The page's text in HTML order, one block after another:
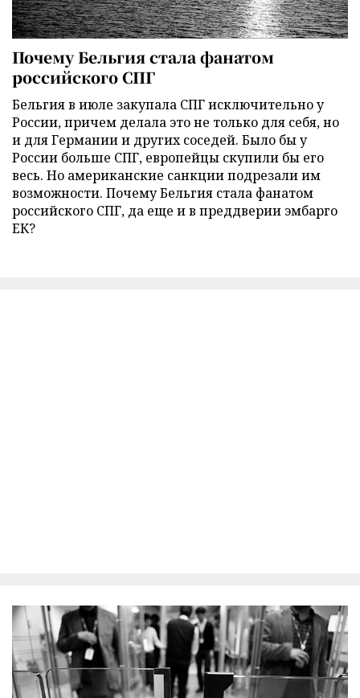
Почему Бельгия стала фанатом
российского СПГ
Бельгия в июле закупала СПГ исключительно у
России, причем делала это не только для себя, но
и для Германии и других соседей. Было бы у
России больше СПГ, европейцы скупили бы его
весь. Но американские санкции подрезали им
возможности. Почему Бельгия стала фанатом
российского СПГ, да еще и в преддверии эмбарго
ЕК?